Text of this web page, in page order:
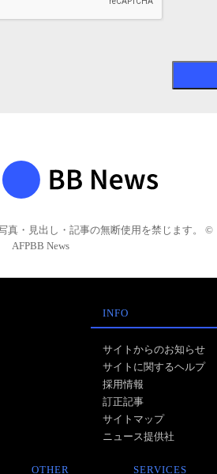
真・見出し・記事の無断使用を禁じます。 ©
AFPBB News
INFO
サイトからのお知らせ
サイトに関するヘルプ
採用情報
訂正記事
サイトマップ
ニュース提供社
OTHER SERVICES